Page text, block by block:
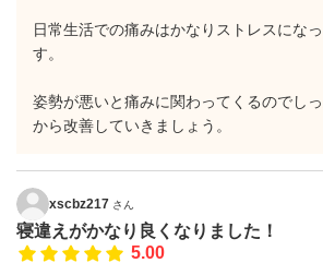
日常生活での痛みはかなりストレスにな
す。
姿勢が悪いと痛みに関わってくるのでし
から改善していきましょう。
xscbz217 さん
寝違えがかなり良くなりました！
5.00